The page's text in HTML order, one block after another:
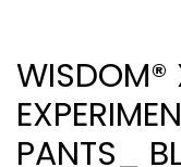
WISDOM®
PANTS_